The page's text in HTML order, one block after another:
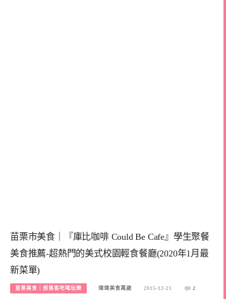
苗栗市美食｜『庫比咖啡 Could Be Cafe』學生聚餐
美食推薦-超熱門的美式校園輕食餐廳(2020年1月最
新菜單)
苗栗美食｜部落客吃喝玩樂 瑋瑋美食萬歲 2015-12-21 2